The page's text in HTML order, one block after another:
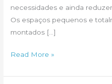
necessidades e ainda
Os espaços pequenos e
montados […]
Uma
autônoma
Read More »